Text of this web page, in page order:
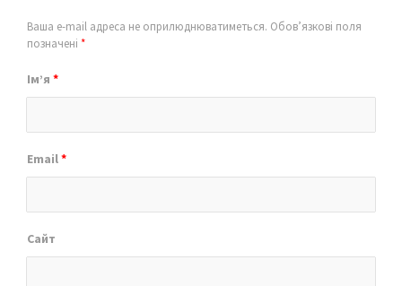
Ваша e-mail адреса не оприлюднюватиметься. Обов’язкові поля
позначені *
Ім’я *
Email*
Сайт